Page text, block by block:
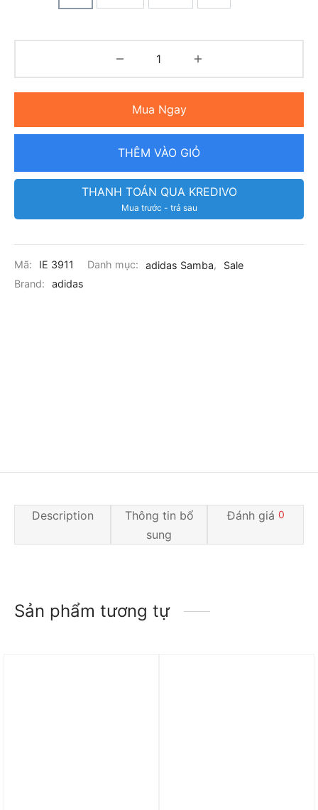
Mua Ngay
THÊM VÀO GIỎ
THANH TOÁN QUA KREDIVO
Mua trước - trả sau
Mã: IE 3911 Danh mục: adidas Samba,
Sale
Brand:
adidas
Description
Thông tin bổ
sung
Đánh giá 0
Sản phẩm tương tự